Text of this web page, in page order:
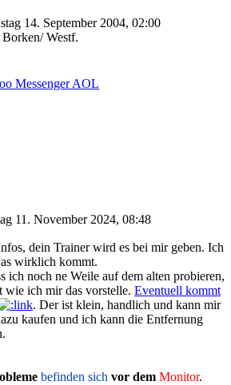
14. September 2004, 02:00
Westf.
Messenger AOL
11. November 2024, 08:48
dein Trainer wird es bei mir geben. Ich
wirklich kommt.
ich noch ne Weile auf dem alten probieren,
ich mir das vorstelle. Eventuell kommt
. Der ist klein, handlich und kann mir
kaufen und ich kann die Entfernung
befinden sich vor dem Monitor.